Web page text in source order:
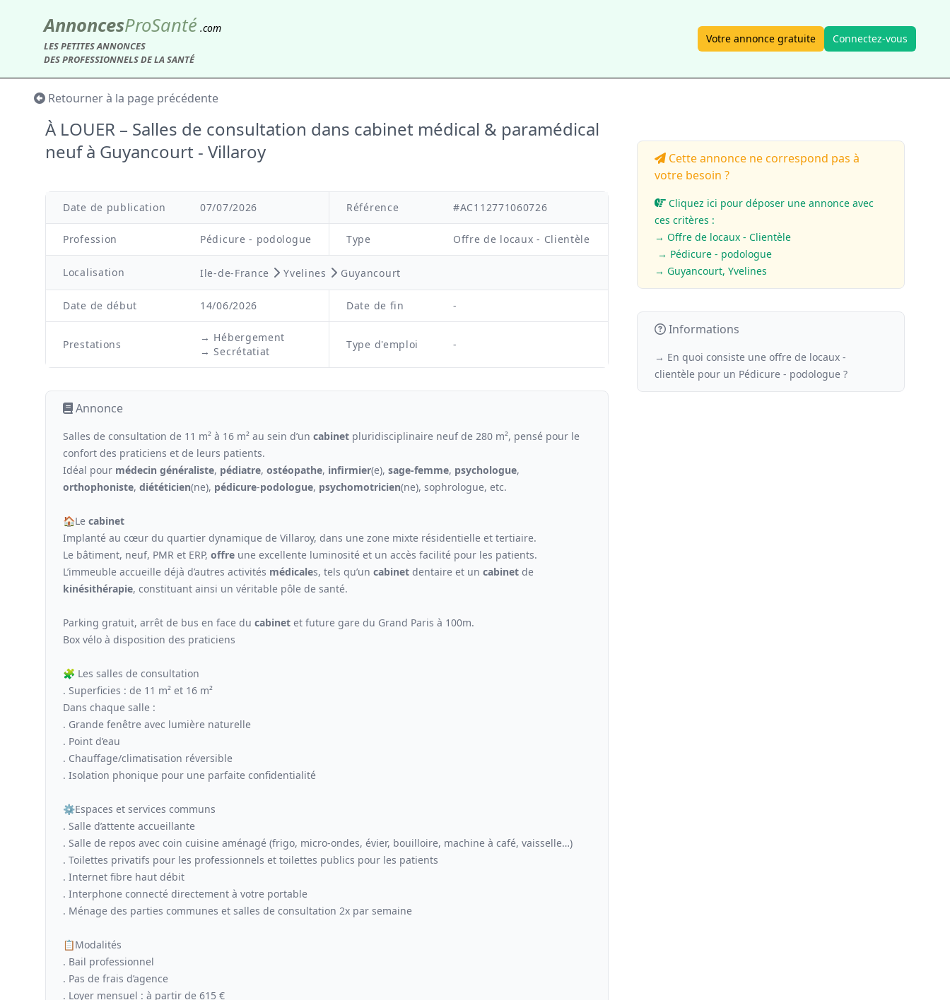
AnnoncesProSanté .com
LES PETITES ANNONCES
DES PROFESSIONNELS DE LA SANTÉ
Votre annonce gratuite Connectez-vous
Retourner à la page précédente
À LOUER – Salles de consultation dans cabinet médical & paramédical
neuf à Guyancourt - Villaroy
Date de publication 07/07/2026 Référence #AC112771060726
Profession Pédicure - podologue Type Offre de locaux - Clientèle
Localisation Ile-de-France Yvelines Guyancourt
Date de début 14/06/2026 Date de fin -
Prestations
→ Hébergement
→ Secrétatiat
Type d'emploi -
Annonce
Salles de consultation de 11 m² à 16 m² au sein d’un cabinet pluridisciplinaire neuf de 280 m², pensé pour le
confort des praticiens et de leurs patients.
Idéal pour médecin généraliste, pédiatre, ostéopathe, infirmier(e), sage-femme, psychologue,
orthophoniste, diététicien(ne), pédicure-podologue, psychomotricien(ne), sophrologue, etc.
🏠Le cabinet
Implanté au cœur du quartier dynamique de Villaroy, dans une zone mixte résidentielle et tertiaire.
Le bâtiment, neuf, PMR et ERP, offre une excellente luminosité et un accès facilité pour les patients.
L’immeuble accueille déjà d’autres activités médicales, tels qu’un cabinet dentaire et un cabinet de
kinésithérapie, constituant ainsi un véritable pôle de santé.
Parking gratuit, arrêt de bus en face du cabinet et future gare du Grand Paris à 100m.
Box vélo à disposition des praticiens
🧩 Les salles de consultation
. Superficies : de 11 m² et 16 m²
Dans chaque salle :
. Grande fenêtre avec lumière naturelle
. Point d’eau
. Chauffage/climatisation réversible
. Isolation phonique pour une parfaite confidentialité
⚙️Espaces et services communs
. Salle d’attente accueillante
. Salle de repos avec coin cuisine aménagé (frigo, micro-ondes, évier, bouilloire, machine à café, vaisselle…)
. Toilettes privatifs pour les professionnels et toilettes publics pour les patients
. Internet fibre haut débit
. Interphone connecté directement à votre portable
. Ménage des parties communes et salles de consultation 2x par semaine
📋Modalités
. Bail professionnel
. Pas de frais d’agence
. Loyer mensuel : à partir de 615 €
Cette annonce ne correspond pas à
votre besoin ?
Cliquez ici pour déposer une annonce avec
ces critères :
→ Offre de locaux - Clientèle
→ Pédicure - podologue
→ Guyancourt, Yvelines
Informations
→ En quoi consiste une offre de locaux -
clientèle pour un Pédicure - podologue ?